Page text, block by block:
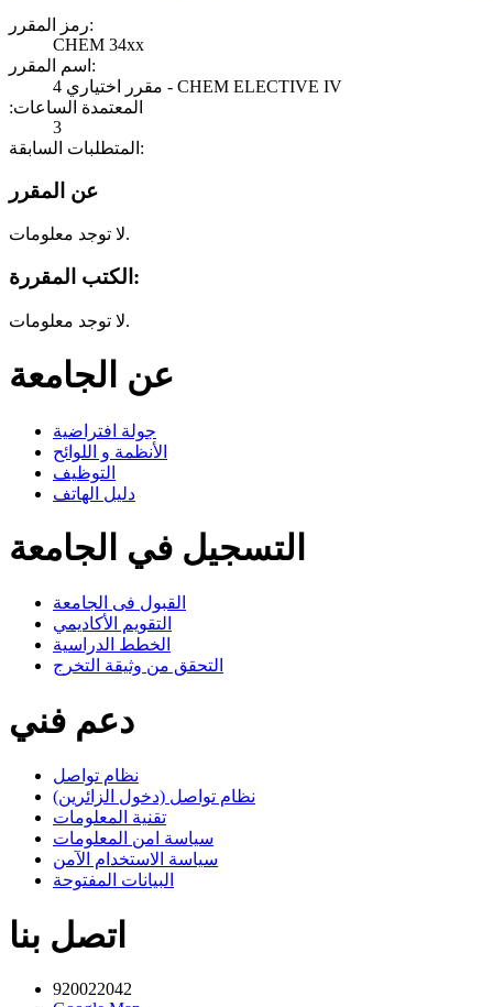
رمز المقرر:
CHEM 34xx
اسم المقرر:
مقرر اختياري 4 - CHEM ELECTIVE IV
:المعتمدة الساعات
3
المتطلبات السابقة:
عن المقرر
لا توجد معلومات.
الكتب المقررة:
لا توجد معلومات.
عن الجامعة
جولة افتراضية
الأنظمة و اللوائح
التوظيف
دليل الهاتف
التسجيل في الجامعة
القبول فى الجامعة
التقويم الأكاديمي
الخطط الدراسية
التحقق من وثيقة التخرج
دعم فني
نظام تواصل
نظام تواصل (دخول الزائرين)
تقنية المعلومات
سياسة امن المعلومات
سياسة الاستخدام الآمن
البيانات المفتوحة
اتصل بنا
920022042